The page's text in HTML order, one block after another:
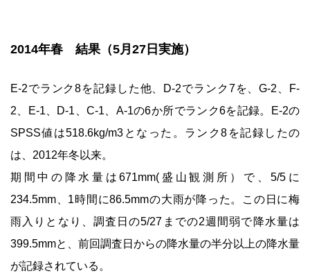
2014年春 結果（5月27日実施）
E-2でランク8を記録した他、D-2でランク7を、G-2、F-
2、E-1、D-1、C-1、A-1の6か所でランク6を記録。E-2の
SPSS値は518.6kg/m3となった。ランク8を記録したの
は、2012年冬以来。
期間中の降水量は671mm(盛山観測所）で、5/5に
234.5mm、1時間に86.5mmの大雨が降った。この日に梅
雨入りとなり、調査日の5/27までの2週間弱で降水量は
399.5mmと、前回調査日からの降水量の半分以上の降水量
が記録されている。